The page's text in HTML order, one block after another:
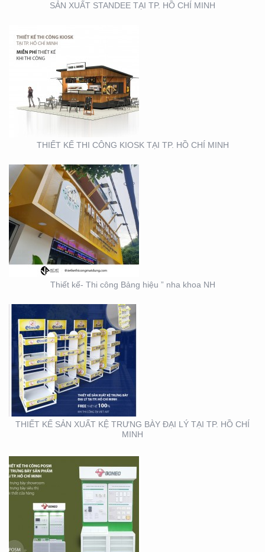
SẢN XUẤT STANDEE TẠI TP. HỒ CHÍ MINH
THIẾT KẾ THI CÔNG KIOSK TẠI TP. HỒ CHÍ MINH
THIẾT KẾ- THI CÔNG
BẢNG HIỆU ” NHA KHOA
NH
Thiết kế- Thi công Bảng hiệu ” nha khoa NH
THIẾT KẾ SẢN XUẤT KỆ
TRƯNG BÀY ĐẠI LÝ TẠI
TP. HỒ CHÍ MINH
THIẾT KẾ SẢN XUẤT KỆ TRƯNG BÀY ĐẠI LÝ TẠI TP. HỒ CHÍ
MINH
THIẾT KẾ THI CÔNG KỆ
TRƯNG BÀY SẢN PHẨM
TẠI TP. HỒ CHÍ MINH
THIẾT KẾ SẢN XUẤT
BOOTH SAMPLING TẠI
TP. HỒ CHÍ MINH